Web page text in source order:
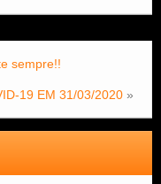
sempre!!
19 EM 31/03/2020 »